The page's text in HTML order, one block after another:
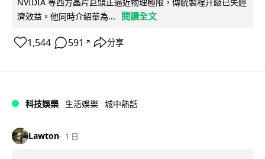
濟效益。他同時介紹華為...
閱讀全文
1,544 591 ↗ 分享
科技娛樂 生活娛樂 城中熱話
Lawton 1 日